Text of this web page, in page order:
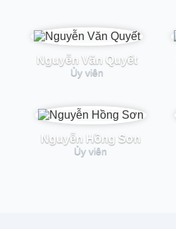
Nguyễn Văn Quyết
Ủy viên
Nguyễn Hồng Sơn
Ủy viên